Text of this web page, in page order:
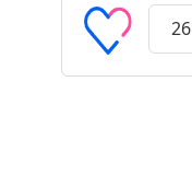
26